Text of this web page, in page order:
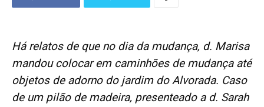
Há relatos de que no dia da mudança, d. Marisa
mandou colocar em caminhões de mudança até
objetos de adorno do jardim do Alvorada. Caso
de um pilão de madeira, presenteado a d. Sarah